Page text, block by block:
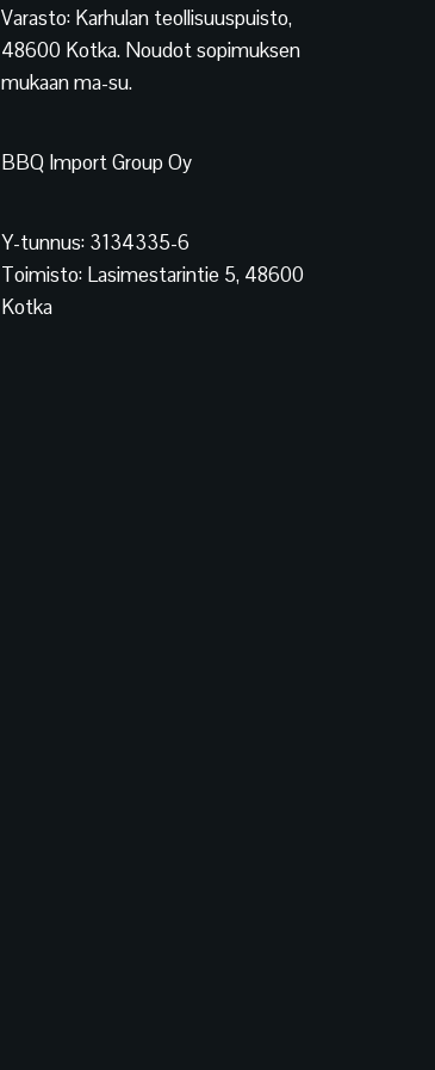
Varasto: Karhulan teollisuuspuisto,
48600 Kotka. Noudot sopimuksen
mukaan ma-su.
BBQ Import Group Oy
Y-tunnus: 3134335-6
Toimisto: Lasimestarintie 5, 48600
Kotka